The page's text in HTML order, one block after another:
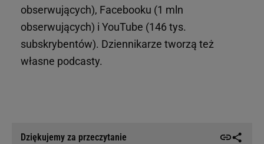
obserwujących), Facebooku (1 mln
obserwujących) i YouTube (146 tys.
subskrybentów). Dziennikarze tworzą też
własne podcasty.
Dziękujemy za przeczytanie